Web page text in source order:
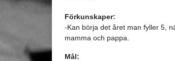
Förkunskaper:
-Kan börja det året man fyller 5,
mamma och pappa.
Mål: